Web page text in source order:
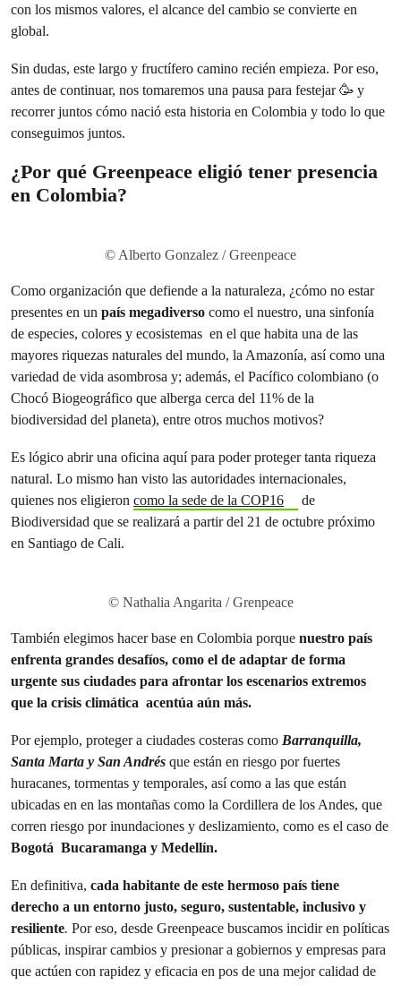
con los mismos valores, el alcance del cambio se convierte en
global.
Sin dudas, este largo y fructífero camino recién empieza. Por eso,
antes de continuar, nos tomaremos una pausa para festejar 🥳 y
recorrer juntos cómo nació esta historia en Colombia y todo lo que
conseguimos juntos.
¿Por qué Greenpeace eligió tener presencia
en Colombia?
© Alberto Gonzalez / Greenpeace
Como organización que defiende a la naturaleza, ¿cómo no estar
presentes en un país megadiverso como el nuestro, una sinfonía
de especies, colores y ecosistemas en el que habita una de las
mayores riquezas naturales del mundo, la Amazonía, así como una
variedad de vida asombrosa y; además, el Pacífico colombiano (o
Chocó Biogeográfico que alberga cerca del 11% de la
biodiversidad del planeta), entre otros muchos motivos?
Es lógico abrir una oficina aquí para poder proteger tanta riqueza
natural. Lo mismo han visto las autoridades internacionales,
quienes nos eligieron como la sede de la COP16
de
Biodiversidad que se realizará a partir del 21 de octubre próximo
en Santiago de Cali.
© Nathalia Angarita / Grenpeace
También elegimos hacer base en Colombia porque nuestro país
enfrenta grandes desafíos, como el de adaptar de forma
urgente sus ciudades para afrontar los escenarios extremos
que la crisis climática acentúa aún más.
Por ejemplo, proteger a ciudades costeras como Barranquilla,
Santa Marta y San Andrés que están en riesgo por fuertes
huracanes, tormentas y temporales, así como a las que están
ubicadas en en las montañas como la Cordillera de los Andes, que
corren riesgo por inundaciones y deslizamiento, como es el caso de
Bogotá Bucaramanga y Medellín.
En definitiva, cada habitante de este hermoso país tiene
derecho a un entorno justo, seguro, sustentable, inclusivo y
resiliente. Por eso, desde Greenpeace buscamos incidir en políticas
públicas, inspirar cambios y presionar a gobiernos y empresas para
que actúen con rapidez y eficacia en pos de una mejor calidad de